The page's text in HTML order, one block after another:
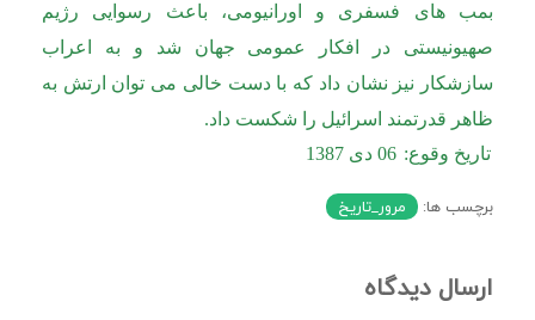
بمب های فسفری و اورانیومی، باعث رسوایی رژیم
صهیونیستی در افکار عمومی جهان شد و به اعراب
سازشکار نیز نشان داد که با دست خالی می توان ارتش به
ظاهر قدرتمند اسرائیل را شکست داد.
تاریخ وقوع:
برچسب ها: مرور_تاریخ
ارسال دیدگاه